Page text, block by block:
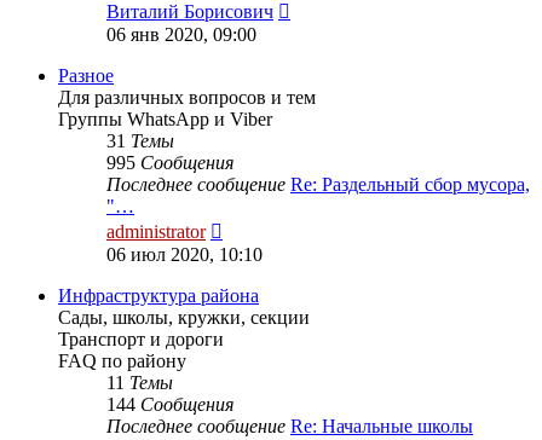
Виталий Борисович
06 янв 2020, 09:00
Разное
Для различных вопросов и тем
Группы WhatsApp и Viber
31 Темы
995 Сообщения
Последнее сообщение Re: Раздельный сбор мусора,
"…
administrator
к
сообщению
06 июл 2020, 10:10
Инфраструктура района
Сады, школы, кружки, секции
Транспорт и дороги
FAQ по району
11 Темы
144 Сообщения
Последнее сообщение Re: Начальные школы